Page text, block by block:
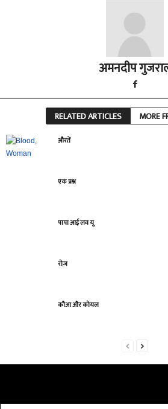
अमनदीप
RELATED ARTICLES MORE
औरतें
एक प्रश्न
पापा आई लव यू
रोज़
कौआ और कोयल